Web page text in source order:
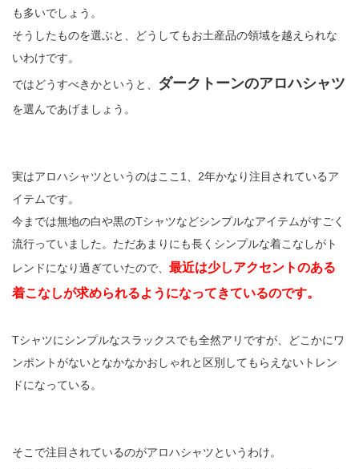
も多いでしょう。
そうしたものを選ぶと、どうしてもお土産品の領域を越えられな
いわけです。
ではどうすべきかというと、 ダークトーンのアロハシャツ
を選んであげましょう。
実はアロハシャツというのはここ1、2年かなり注目されているア
イテムです。
今までは無地の白や黒のTシャツなどシンプルなアイテムがすごく
流行っていました。ただあまりにも長くシンプルな着こなしがト
レンドになり過ぎていたので、 最近は少しアクセントのある
着こなしが求められるようになってきているのです。
Tシャツにシンプルなスラックスでも全然アリですが、どこかにワ
ンポントがないとなかなかおしゃれと区別してもらえないトレン
ドになっている。
そこで注目されているのがアロハシャツというわけ。